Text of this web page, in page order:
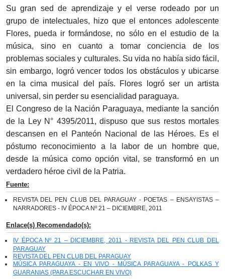
Su gran sed de aprendizaje y el verse rodeado por un
grupo de intelectuales, hizo que el entonces adolescente
Flores, pueda ir formándose, no sólo en el estudio de la
música, sino en cuanto a tomar conciencia de los
problemas sociales y culturales. Su vida no había sido fácil,
sin embargo, logró vencer todos los obstáculos y ubicarse
en la cima musical del país. Flores logró ser un artista
universal, sin perder su esencialidad paraguaya.
El Congreso de la Nación Paraguaya, mediante la sanción
de la Ley N° 4395/2011, dispuso que sus restos mortales
descansen en el Panteón Nacional de las Héroes. Es el
póstumo reconocimiento a la labor de un hombre que,
desde la música como opción vital, se transformó en un
verdadero héroe civil de la Patria.
Fuente:
REVISTA DEL PEN CLUB DEL PARAGUAY - POETAS – ENSAYISTAS –
NARRADORES - IV ÉPOCA Nº 21 – DICIEMBRE, 2011
Enlace(s) Recomendado(s):
IV ÉPOCA Nº 21 – DICIEMBRE, 2011 - REVISTA DEL PEN CLUB DEL
PARAGUAY
REVISTA DEL PEN CLUB DEL PARAGUAY
MÚSICA PARAGUAYA - EN VIVO - MÚSICA PARAGUAYA - POLKAS Y
GUARANIAS (PARA ESCUCHAR EN VIVO)